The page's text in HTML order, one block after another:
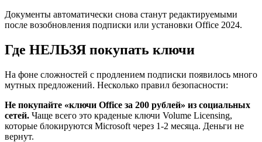
Документы автоматически снова станут редактируемыми
после возобновления подписки или установки Office 2024.
Где НЕЛЬЗЯ покупать ключи
На фоне сложностей с продлением подписки появилось много
мутных предложений. Несколько правил безопасности:
Не покупайте «ключи Office за 200 рублей» из социальных
сетей. Чаще всего это краденые ключи Volume Licensing,
которые блокируются Microsoft через 1-2 месяца. Деньги не
вернут.